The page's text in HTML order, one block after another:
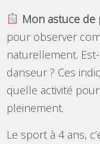
Mon astuce de
pour observer
naturellement.
danseur ? Ces
quelle activité
pleinement.
Le sport à 4 ans,